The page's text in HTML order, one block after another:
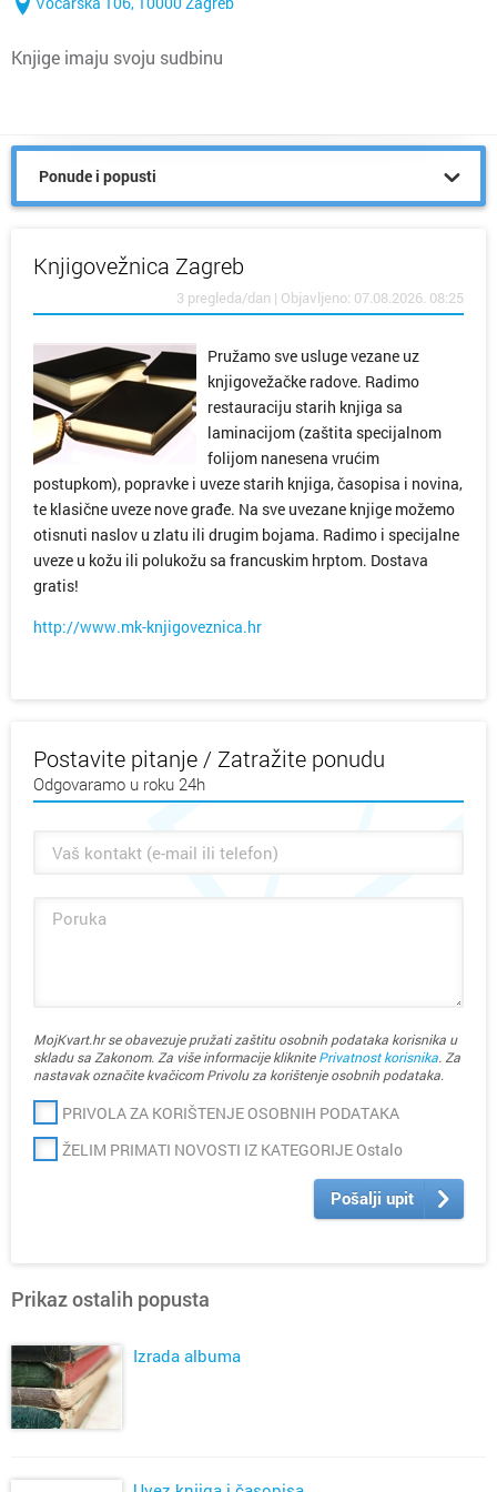
Knjige imaju svoju sudbinu
Ponude i popusti
Knjigovežnica Zagreb
3 pregleda/dan | Objavljeno: 07.08.2026. 08:25
Pružamo sve usluge vezane uz
knjigovežačke radove. Radimo
restauraciju starih knjiga sa
laminacijom (zaštita specijalnom
folijom nanesena vrućim
postupkom), popravke i uveze starih knjiga, časopisa i novina,
te klasične uveze nove građe. Na sve uvezane knjige možemo
otisnuti naslov u zlatu ili drugim bojama. Radimo i specijalne
uveze u kožu ili polukožu sa francuskim hrptom. Dostava
gratis!
http://www.mk-knjigoveznica.hr
Postavite pitanje / Zatražite ponudu
Odgovaramo u roku 24h
MojKvart.hr se obavezuje pružati zaštitu osobnih podataka korisnika u
skladu sa Zakonom. Za više informacije kliknitePrivatnost korisnika. Za
nastavak označite kvačicom Privolu za korištenje osobnih podataka.
PRIVOLA ZA KORIŠTENJE OSOBNIH PODATAKA
ŽELIM PRIMATI NOVOSTI IZ KATEGORIJE Ostalo
Pošalji upit
Prikaz ostalih popusta
Izrada albuma